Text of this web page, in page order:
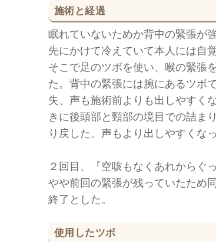
施術と経過
眠れていないためか背中の緊張が
先にかけて冷えていて本人には自覚
そこで足のツボを使い、喉の緊張
た。背中の緊張には腕にあるツボ
失、声も施術前よりも出しやすく
きに後頭部と頸部の境目での詰ま
り戻した。声もより出しやすくな
２回目、『空咳もなくあれからぐ
やや前回の緊張が残っていたため
終了とした。
使用したツボ